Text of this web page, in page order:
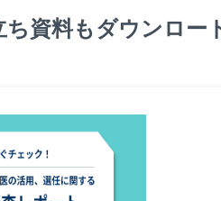
ち資料もダウンロー